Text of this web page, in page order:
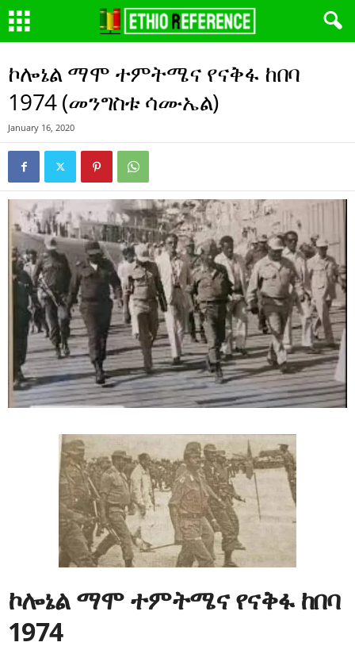
ኮሎኔል ማሞ ተምትሜና የናቅፋ ከበባ
1974 (መንግስቱ ሳሙኤል)
January 16, 2020
ኮሎኔል ማሞ ተምትሜና የናቅፋ ከበባ
1974